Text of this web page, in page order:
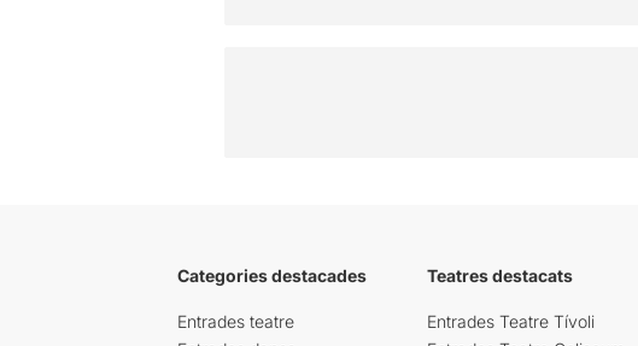
Categories destacades
Entrades teatre
Teatres destacats
Entrades Teatre Tívoli